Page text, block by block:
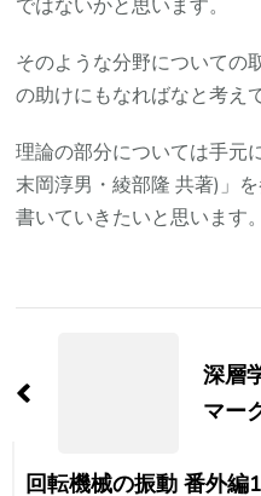
ではないかと思います。
そのような分野についての
の助けにもなればなと考え
理論の部分については手元
末岡淳男・綾部隆 共著)」
書いていきたいと思います。
稿
ナ
ビ
深層
マー
回転機械の振動 番外編